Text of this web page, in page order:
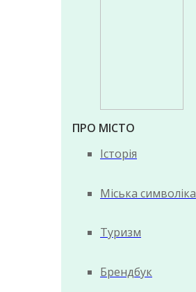
ПРО МІСТО
Історія
Міська символіка
Туризм
Брендбук